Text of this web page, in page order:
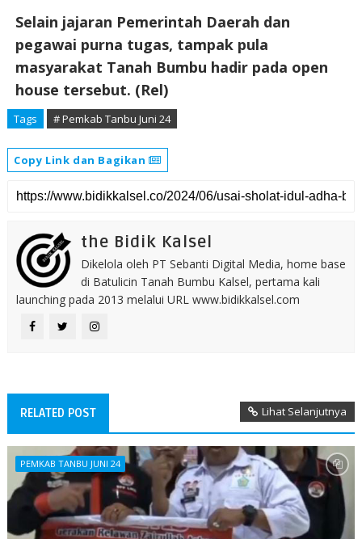
Selain jajaran Pemerintah Daerah dan
pegawai purna tugas, tampak pula
masyarakat Tanah Bumbu hadir pada open
house tersebut. (Rel)
Tags # Pemkab Tanbu Juni 24
Copy Link dan Bagikan
the Bidik Kalsel
Dikelola oleh PT Sebanti Digital Media, home base
di Batulicin Tanah Bumbu Kalsel, pertama kali
launching pada 2013 melalui URL www.bidikkalsel.com
RELATED POST Lihat Selanjutnya
PEMKAB TANBU JUNI 24